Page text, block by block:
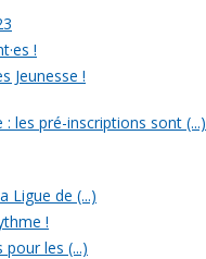
!
Jeunesse !
les pré-inscriptions sont (...)
Ligue de (...)
!
les (...)